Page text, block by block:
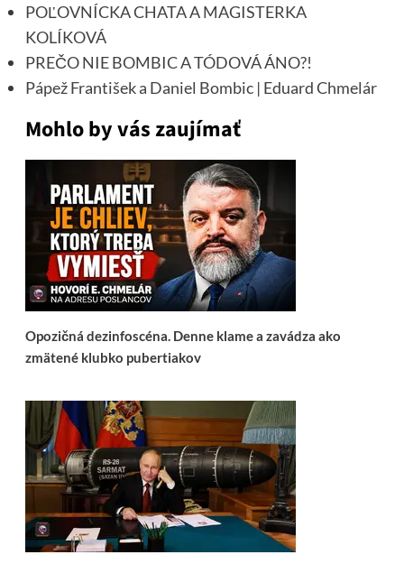
POĽOVNÍCKA CHATA A MAGISTERKA
KOLÍKOVÁ
PREČO NIE BOMBIC A TÓDOVÁ ÁNO?!
Pápež František a Daniel Bombic | Eduard Chmelár
Mohlo by vás zaujímať
Opozičná dezinfoscéna. Denne klame a zavádza ako
zmätené klubko pubertiakov